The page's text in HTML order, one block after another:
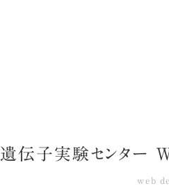
遺伝子実験センター
web